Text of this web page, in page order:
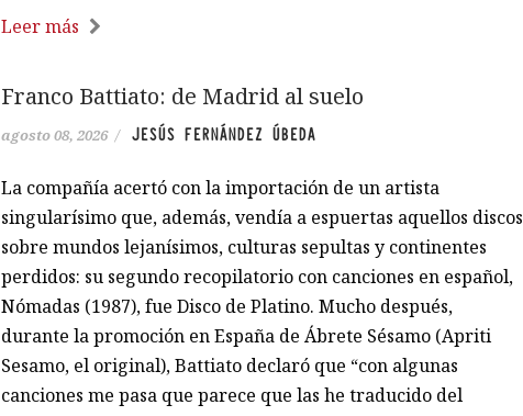
Leer más
Franco Battiato: de Madrid al suelo
agosto 08, 2026 / JESÚS FERNÁNDEZ ÚBEDA
La compañía acertó con la importación de un artista
singularísimo que, además, vendía a espuertas aquellos discos
sobre mundos lejanísimos, culturas sepultas y continentes
perdidos: su segundo recopilatorio con canciones en español,
Nómadas (1987), fue Disco de Platino. Mucho después,
durante la promoción en España de Ábrete Sésamo (Apriti
Sesamo, el original), Battiato declaró que “con algunas
canciones me pasa que parece que las he traducido del